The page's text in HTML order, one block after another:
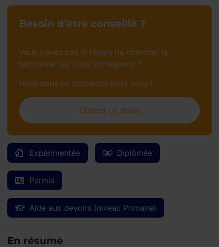
Expérimentée Diplômée
Permis
Aide aux devoirs (niveau Primaire)
En résumé
Besoin d’être conseillé ?
Vous n’avez pas le temps de chercher la
babysitter qui vous correspond ?
Nous nous en occupons pour vous !
Obtenir un devis